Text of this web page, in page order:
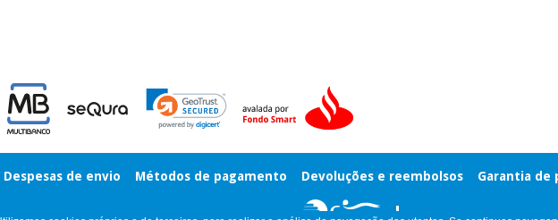
Despesas de envio Métodos de pagamento Devoluções e reembolsos Garantia de